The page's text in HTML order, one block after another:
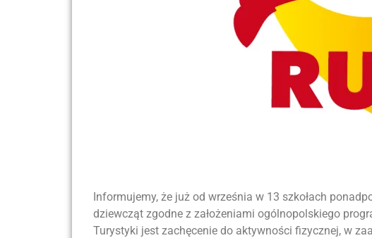
Informujemy, że już od września w 13 szkołach
dziewcząt zgodne z założeniami ogólnopolskiego
Turystyki jest zachęcenie do aktywności fizycznej, w